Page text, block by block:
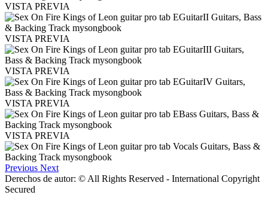
VISTA PREVIA
VISTA PREVIA
VISTA PREVIA
VISTA PREVIA
VISTA PREVIA
Previous Next
Derechos de autor: © All Rights Reserved - International Copyright
Secured